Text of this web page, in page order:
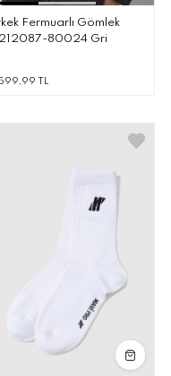
Fermuarlı Gömlek
80024 Gri
TL